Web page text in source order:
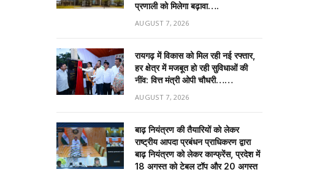
प्रणाली को मिलेगा बढ़ावा….
AUGUST 7, 2026
रायगढ़ में विकास को मिल रही नई रफ्तार,
हर क्षेत्र में मजबूत हो रही सुविधाओं की
नींव: वित्त मंत्री ओपी चौधरी……
AUGUST 7, 2026
बाढ़ नियंत्रण की तैयारियों को लेकर
राष्ट्रीय आपदा प्रबंधन प्राधिकरण द्वारा
बाढ़ नियंत्रण को लेकर कान्फ्रेंस, प्रदेश में
18 अगस्त को टेबल टॉप और 20 अगस्त